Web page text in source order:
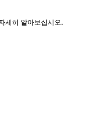
세히 알아보십시오.